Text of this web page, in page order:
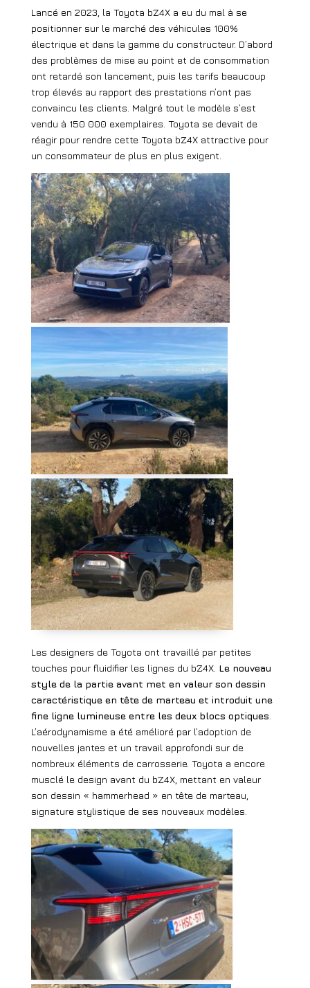
Lancé en 2023, la Toyota bZ4X a eu du mal à se
positionner sur le marché des véhicules 100%
électrique et dans la gamme du constructeur. D’abord
des problèmes de mise au point et de consommation
ont retardé son lancement, puis les tarifs beaucoup
trop élevés au rapport des prestations n’ont pas
convaincu les clients. Malgré tout le modèle s’est
vendu à 150 000 exemplaires. Toyota se devait de
réagir pour rendre cette Toyota bZ4X attractive pour
un consommateur de plus en plus exigent.
Les designers de Toyota ont travaillé par petites
touches pour fluidifier les lignes du bZ4X. Le nouveau
style de la partie avant met en valeur son dessin
caractéristique en tête de marteau et introduit une
fine ligne lumineuse entre les deux blocs optiques
L’aérodynamisme a été amélioré par l’adoption de
nouvelles jantes et un travail approfondi sur de
nombreux éléments de carrosserie. Toyota a encore
musclé le design avant du bZ4X, mettant en valeur
son dessin « hammerhead » en tête de marteau,
signature stylistique de ses nouveaux modèles.